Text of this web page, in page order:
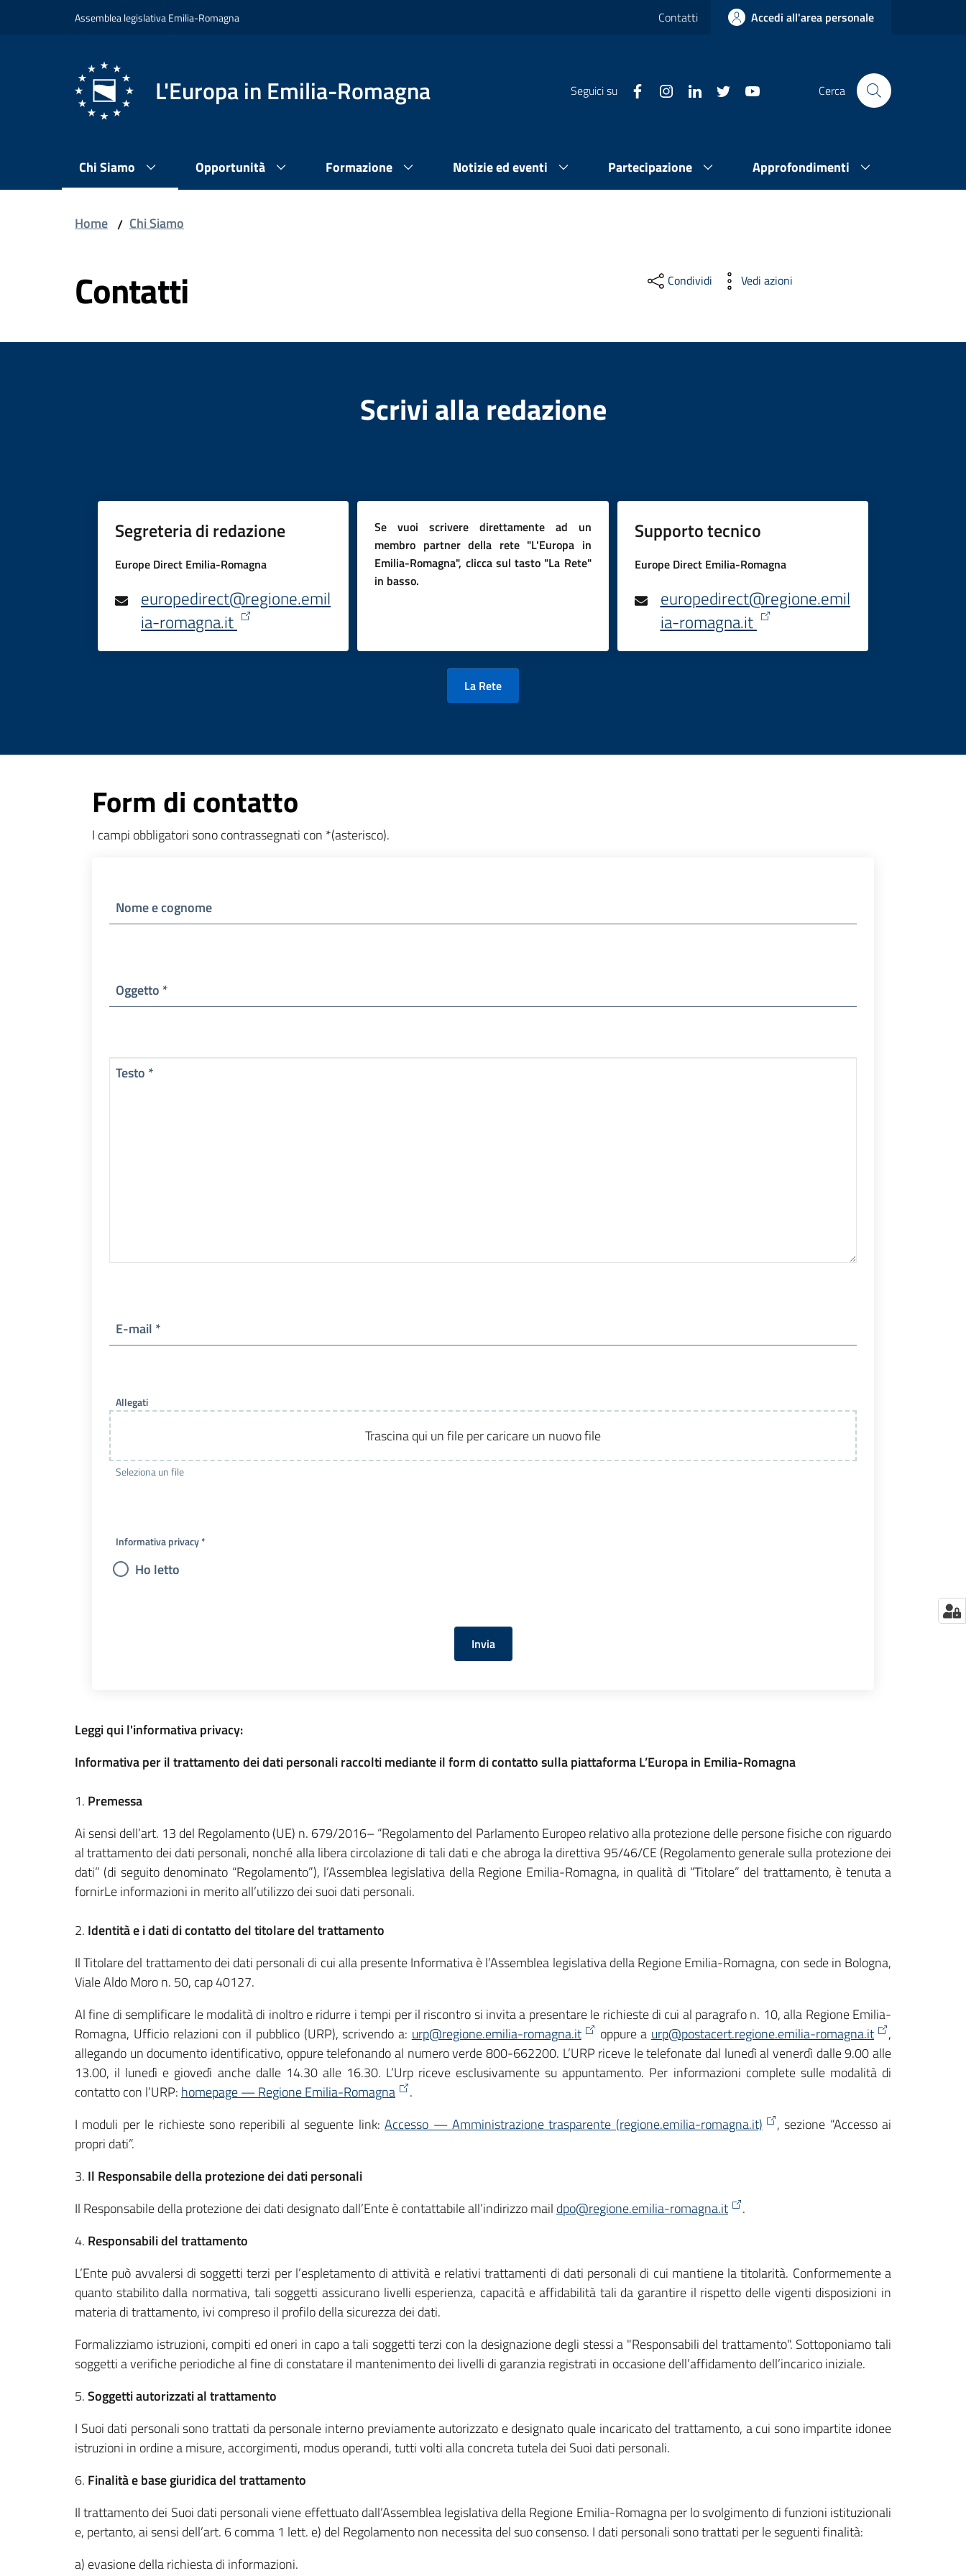
Vai al contenuto
Vai alla navigazioneAssemblea legislativa Emilia-Romagna Contatti Accedi all'area personale
L'Europa in Emilia-Romagna Seguici su Cerca
Chi Siamo Opportunità Formazione Notizie ed eventi Partecipazione Approfondimenti
Home / Chi Siamo
Contatti Condividi Vedi azioni
Scrivi alla redazione
Segreteria di redazione
Europe Direct Emilia-Romagna
europedirect@regione.emil
ia-romagna.it
Se vuoi scrivere direttamente ad un
membro partner della rete "L'Europa in
Emilia-Romagna", clicca sul tasto "La Rete"
in basso.
Supporto tecnico
Europe Direct Emilia-Romagna
europedirect@regione.emil
ia-romagna.it
La Rete
Form di contatto
I campi obbligatori sono contrassegnati con *(asterisco).
Nome e cognome
Oggetto *
Testo *
E-mail *
Allegati
Trascina qui un file per caricare un nuovo file
Seleziona un file
Informativa privacy *
Ho letto
Invia
Leggi qui l'informativa privacy:
Informativa per il trattamento dei dati personali raccolti mediante il form di contatto sulla piattaforma L’Europa in Emilia-Romagna
1. Premessa
Ai sensi dell’art. 13 del Regolamento (UE) n. 679/2016– “Regolamento del Parlamento Europeo relativo alla protezione delle persone fisiche con riguardo
al trattamento dei dati personali, nonché alla libera circolazione di tali dati e che abroga la direttiva 95/46/CE (Regolamento generale sulla protezione dei
dati” (di seguito denominato “Regolamento”), l’Assemblea legislativa della Regione Emilia-Romagna, in qualità di “Titolare” del trattamento, è tenuta a
fornirLe informazioni in merito all’utilizzo dei suoi dati personali.
2. Identità e i dati di contatto del titolare del trattamento
Il Titolare del trattamento dei dati personali di cui alla presente Informativa è l’Assemblea legislativa della Regione Emilia-Romagna, con sede in Bologna,
Viale Aldo Moro n. 50, cap 40127.
Al fine di semplificare le modalità di inoltro e ridurre i tempi per il riscontro si invita a presentare le richieste di cui al paragrafo n. 10, alla Regione Emilia-
Romagna, Ufficio relazioni con il pubblico (URP), scrivendo a: urp@regione.emilia-romagna.it oppure a urp@postacert.regione.emilia-romagna.it
,
allegando un documento identificativo, oppure telefonando al numero verde 800-662200. L’URP riceve le telefonate dal lunedì al venerdì dalle 9.00 alle
13.00, il lunedì e giovedì anche dalle 14.30 alle 16.30. L’Urp riceve esclusivamente su appuntamento. Per informazioni complete sulle modalità di
contatto con l’URP: homepage — Regione Emilia-Romagna
.
I moduli per le richieste sono reperibili al seguente link:Accesso — Amministrazione trasparente (regione.emilia-romagna.it)
, sezione “Accesso ai
propri dati”.
3. Il Responsabile della protezione dei dati personali
Il Responsabile della protezione dei dati designato dall’Ente è contattabile all’indirizzo mail dpo@regione.emilia-romagna.it
.
4. Responsabili del trattamento
L’Ente può avvalersi di soggetti terzi per l’espletamento di attività e relativi trattamenti di dati personali di cui mantiene la titolarità. Conformemente a
quanto stabilito dalla normativa, tali soggetti assicurano livelli esperienza, capacità e affidabilità tali da garantire il rispetto delle vigenti disposizioni in
materia di trattamento, ivi compreso il profilo della sicurezza dei dati.
Formalizziamo istruzioni, compiti ed oneri in capo a tali soggetti terzi con la designazione degli stessi a "Responsabili del trattamento". Sottoponiamo tali
soggetti a verifiche periodiche al fine di constatare il mantenimento dei livelli di garanzia registrati in occasione dell’affidamento dell’incarico iniziale.
5.Soggetti autorizzati al trattamento
I Suoi dati personali sono trattati da personale interno previamente autorizzato e designato quale incaricato del trattamento, a cui sono impartite idonee
istruzioni in ordine a misure, accorgimenti, modus operandi, tutti volti alla concreta tutela dei Suoi dati personali.
6. Finalità e base giuridica del trattamento
Il trattamento dei Suoi dati personali viene effettuato dall’Assemblea legislativa della Regione Emilia-Romagna per lo svolgimento di funzioni istituzionali
e, pertanto, ai sensi dell’art. 6 comma 1 lett. e) del Regolamento non necessita del suo consenso. I dati personali sono trattati per le seguenti finalità:
a) evasione della richiesta di informazioni.